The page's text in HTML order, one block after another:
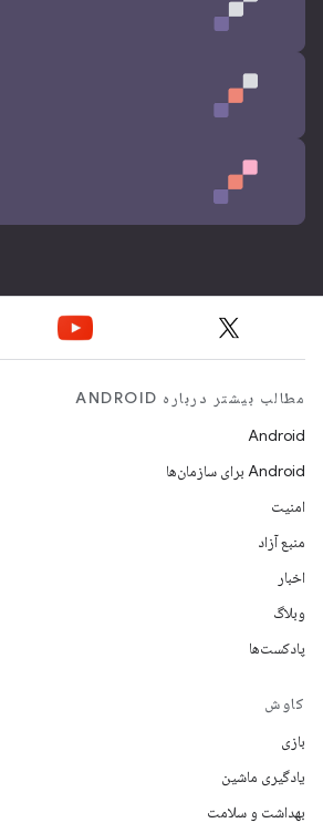
مطالب بیشتر درباره ANDROID
Android
Android برای سازمان‌ها
امنیت
منبع آزاد
اخبار
وبلاگ
پادکست‌ها
کاوش
بازی
یادگیری ماشین
بهداشت و سلامت